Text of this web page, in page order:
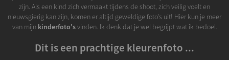
zijn. Als een kind zich vermaakt tijdens de shoot, zich veilig voelt en
nieuwsgierig kan zijn, komen er altijd geweldige foto's uit! Hier kun je meer
van mijn kinderfoto'svinden. Ik denk dat je wel begrijpt wat ik bedoel.
Dit is een prachtige kleurenfoto ...